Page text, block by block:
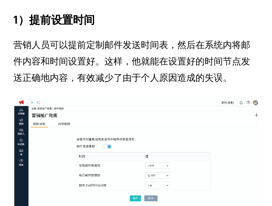
1）提前设置时间
营销人员可以提前定制邮件发送时间表，然后在系统内将邮
件内容和时间设置好。这样，他就能在设置好的时间节点发
送正确地内容，有效减少了由于个人原因造成的失误。